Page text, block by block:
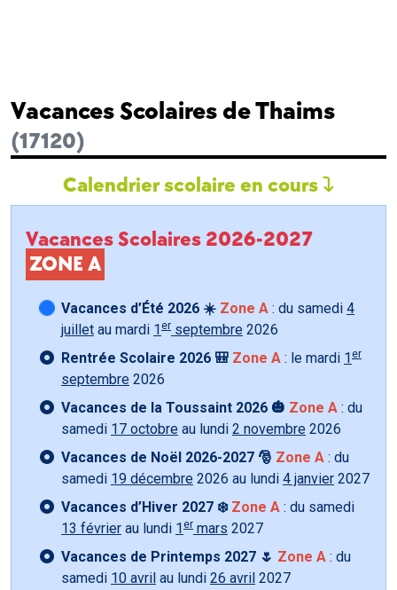
Vacances Scolaires de Thaims
(17120)
Calendrier scolaire en cours
Vacances Scolaires 2026-2027
ZONE A
Vacances d’Été 2026 ☀️ Zone A : du samedi 4
juillet au mardi 1 er septembre 2026
Rentrée Scolaire 2026 🎒 Zone A : le mardi 1 er
septembre 2026
Vacances de la Toussaint 2026 🎃 Zone A : du
samedi 17 octobre au lundi 2 novembre 2026
Vacances de Noël 2026-2027 🎅 Zone A : du
samedi 19 décembre 2026 au lundi 4 janvier 2027
Vacances d’Hiver 2027 ❄️ Zone A : du samedi
13 février au lundi 1 er mars 2027
Vacances de Printemps 2027 🌷 Zone A : du
samedi 10 avril au lundi 26 avril 2027